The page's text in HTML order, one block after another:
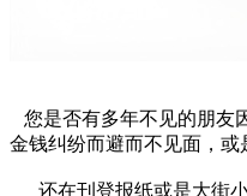
您是否有多年不见的朋友
金钱纠纷而避而不见面，或
还在刊登报纸或是大街